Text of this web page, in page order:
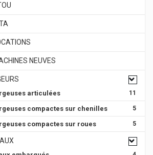
NEUVES
articulées 11
compactes sur chenilles 5
compactes sur roues 5